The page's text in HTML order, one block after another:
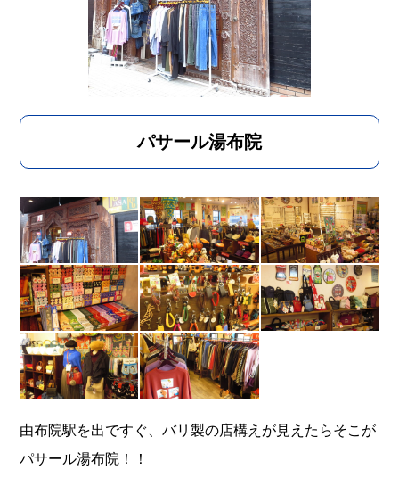
パサール湯布院
由布院駅を出ですぐ、バリ製の店構えが見えたらそこが
パサール湯布院！！